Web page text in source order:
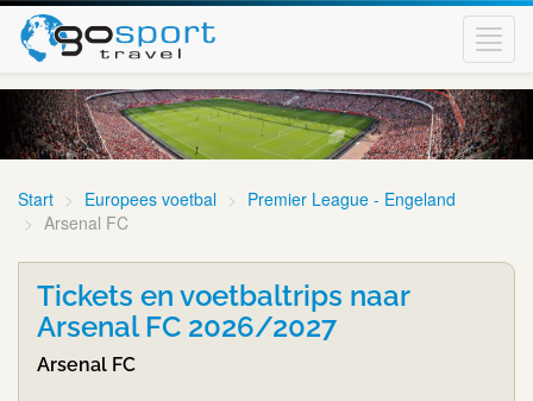
Start Europees voetbal
Premier League - Engeland
Arsenal FC
Tickets en voetbaltrips naar
Arsenal FC 2026/2027
Arsenal FC